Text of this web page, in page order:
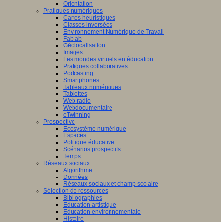
Orientation
Pratiques numériques
Cartes heuristiques
Classes inversées
Environnement Numérique de Travail
Fablab
Géolocalisation
Images
Les mondes virtuels en éducation
Pratiques collaboratives
Podcasting
Smartphones
Tableaux numériques
Tablettes
Web radio
Webdocumentaire
eTwinning
Prospective
Ecosystème numérique
Espaces
Politique éducative
Scénarios prospectifs
Temps
Réseaux sociaux
Algorithme
Données
Réseaux sociaux et champ scolaire
Sélection de ressources
Bibliographies
Education artistique
Education environnementale
Histoire